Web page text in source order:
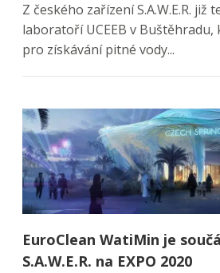
Z českého zařízení S.A.W.E.R. již
laboratoří UCEEB v Buštěhradu,
pro získávání pitné vody...
EuroClean WatiMin je
S.A.W.E.R. na EXPO 2020